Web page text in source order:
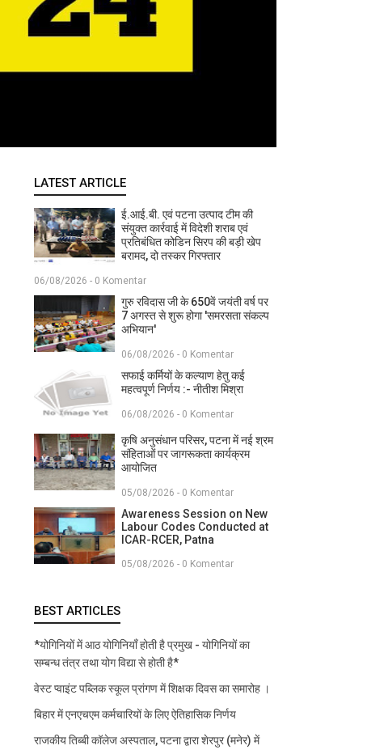
LATEST ARTICLE
ई.आई.बी. एवं पटना उत्पाद टीम की
संयुक्त कार्रवाई में विदेशी शराब एवं
प्रतिबंधित कोडिन सिरप की बड़ी खेप
बरामद, दो तस्कर गिरफ्तार
06/08/2026 - 0 Komentar
गुरु रविदास जी के 650वें जयंती वर्ष पर
7 अगस्त से शुरू होगा 'समरसता संकल्प
अभियान'
06/08/2026 - 0 Komentar
सफाई कर्मियों के कल्याण हेतु कई
महत्वपूर्ण निर्णय :- नीतीश मिश्रा
06/08/2026 - 0 Komentar
कृषि अनुसंधान परिसर, पटना में नई श्रम
संहिताओं पर जागरूकता कार्यक्रम
आयोजित
05/08/2026 - 0 Komentar
Awareness Session on New
Labour Codes Conducted at
ICAR-RCER, Patna
05/08/2026 - 0 Komentar
BEST ARTICLES
*योगिनियों में आठ योगिनियाँ होती है प्रमुख - योगिनियों का
सम्बन्ध तंत्र तथा योग विद्या से होती है*
वेस्ट प्वाइंट पब्लिक स्कूल प्रांगण में शिक्षक दिवस का समारोह ।
बिहार में एनएचएम कर्मचारियों के लिए ऐतिहासिक निर्णय
राजकीय तिब्बी कॉलेज अस्पताल, पटना द्वारा शेरपुर (मनेर) में